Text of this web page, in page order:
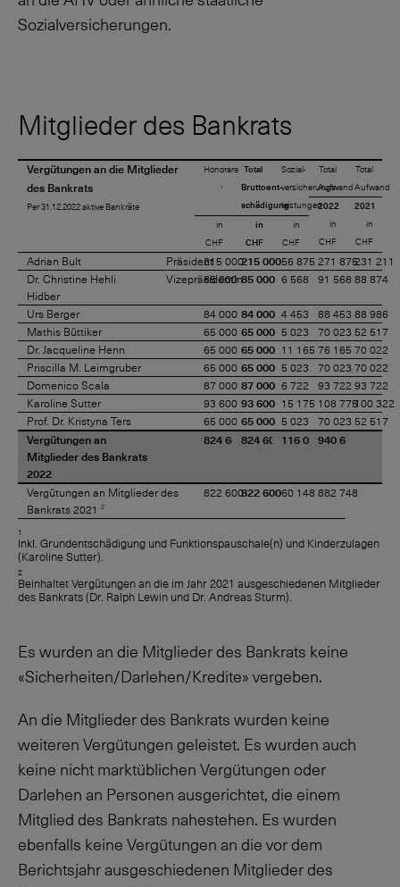
Sozialversicherungen.
Mitglieder des Bankrats
Vergütungen an die Mitglieder
des Bankrats
Per 31.12.2022 aktive Bankräte
Honorare
1
Total
Bruttoent-
schädigung
Sozial-
versicherungs-
leistungen
Total
Aufwand
Total
Aufwand
2022
2021
in
CHF
in
CHF
in
CHF
in
CHF
in
CHF
Adrian Bult Präsident215 000215 00056 875 271 875231 211
Dr. Christine Hehli
Hidber
Vizepräsidentin
85 000 85 000 6 568 91 56888 874
Urs Berger 84 000 84 000 4 453 88 453 88 986
Mathis Büttiker
65 000 65 000 5 023 70 023 52 517
Dr. Jacqueline Henn
65 000 65 000 11 165 76 165 70 022
Priscilla M. Leimgruber
65 000 65 000 5 023 70 023 70 022
Domenico Scala
87 000 87 000 6 722 93 722 93 722
Karoline Sutter
93 600 93 600 15 175 108 775100 322
Prof. Dr. Kristyna Ters
65 000 65 000 5 023 70 023 52 517
Vergütungen an
Mitglieder des Bankrats
2022
824 600824 600 116 027940 627
Vergütungen an Mitglieder des
Bankrats 2021 2
822 600822 60060 148882 748
1
Inkl. Grundentschädigung und Funktionspauschale(n) und Kinderzulagen
(Karoline Sutter).
2
Beinhaltet Vergütungen an die im Jahr 2021 ausgeschiedenen Mitglieder
des Bankrats (Dr. Ralph Lewin und Dr. Andreas Sturm).
Es wurden an die Mitglieder des Bankrats keine
«Sicherheiten/Darlehen/Kredite» vergeben.
An die Mitglieder des Bankrats wurden keine
weiteren Vergütungen geleistet. Es wurden auch
keine nicht marktüblichen Vergütungen oder
Darlehen an Personen ausgerichtet, die einem
Mitglied des Bankrats nahestehen. Es wurden
ebenfalls keine Vergütungen an die vor dem
Berichtsjahr ausgeschiedenen Mitglieder des